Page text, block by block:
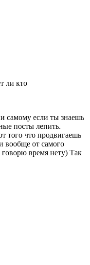
ли кто
самому если ты знаешь
посты лепить.
того что продвигаешь
вообще от самого
говорю время нету) Так